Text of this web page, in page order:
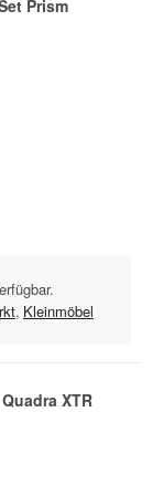
Prism
, Kleinmöbel
XTR